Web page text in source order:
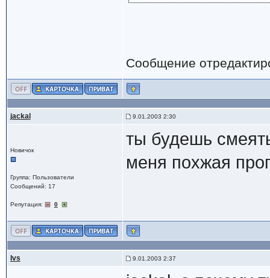
Сообщение
jackal 9.01.2003 2:30
Новичок
Группа: Пользователи
Сообщений: 17
Репутация: 0
ты будешь
меня похжая
Ivs 9.01.2003 2:37